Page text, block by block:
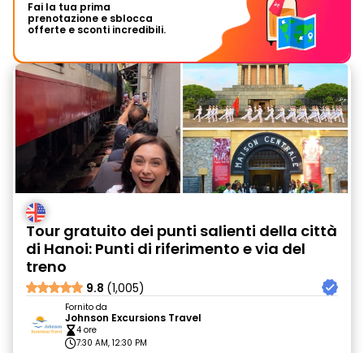
Fai la tua prima
prenotazione e sblocca
offerte e sconti incredibili.
Tour gratuito dei punti salienti della città
di Hanoi: Punti di riferimento e via del
treno
9.8 (1,005)
Fornito da
Johnson Excursions Travel
4 ore
7:30 AM, 12:30 PM